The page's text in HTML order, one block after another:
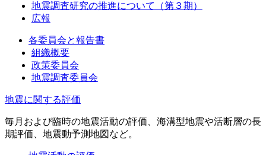
地震調査研究の推進について（第３期）
広報
各委員会と報告書
組織概要
政策委員会
地震調査委員会
地震に関する評価
毎月および臨時の地震活動の評価、海溝型地震や活断層の長
期評価、地震動予測地図など。